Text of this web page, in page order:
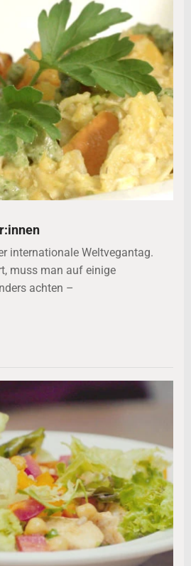
internationale Weltvegantag.
muss man auf einige
achten –